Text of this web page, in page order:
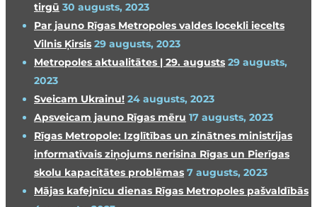
tirgū 30 augusts, 2023
Par jauno Rīgas Metropoles valdes locekli iecelts
Vilnis Ķirsis 29 augusts, 2023
Metropoles aktualitātes | 29. augusts 29 augusts,
2023
Sveicam Ukrainu! 24 augusts, 2023
Apsveicam jauno Rīgas mēru 17 augusts, 2023
Rīgas Metropole: Izglītības un zinātnes ministrijas
informatīvais ziņojums nerisina Rīgas un Pierīgas
skolu kapacitātes problēmas 7 augusts, 2023
Mājas kafejnīcu dienas Rīgas Metropoles pašvaldībās